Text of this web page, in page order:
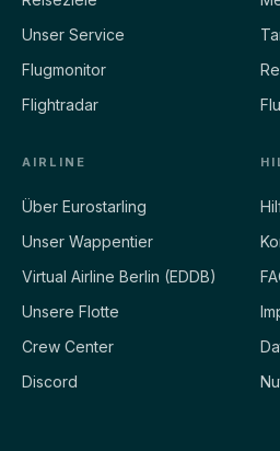
Unser Service
Flugmonitor
Flightradar
AIRLINE
Über Eurostarling
Unser Wappentier
Virtual Airline Berlin (EDDB)
Unsere Flotte
Crew Center
Discord